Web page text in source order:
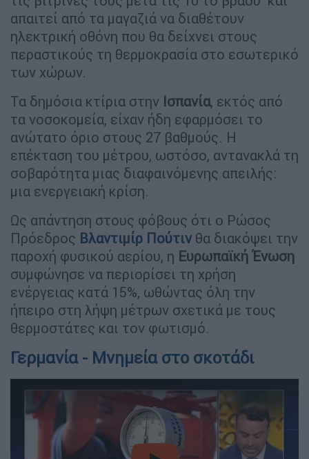
απαιτεί από τα μαγαζιά να διαθέτουν
ηλεκτρική οθόνη που θα δείχνει στους
περαστικούς τη θερμοκρασία στο εσωτερικό
των χώρων.
Τα δημόσια κτίρια στην Ισπανία, εκτός από
τα νοσοκομεία, είχαν ήδη εφαρμόσει το
ανώτατο όριο στους 27 βαθμούς. Η
επέκταση του μέτρου, ωστόσο, αντανακλά τη
σοβαρότητα μιας διαφαινόμενης απειλής:
μια ενεργειακή κρίση.
Ως απάντηση στους φόβους ότι ο Ρώσος
Πρόεδρος Βλαντιμίρ Πούτινθα διακόψει την
παροχή φυσικού αερίου, η Ευρωπαϊκή Ένωση
συμφώνησε να περιορίσει τη χρήση
ενέργειας κατά 15%, ωθώντας όλη την
ήπειρο στη λήψη μέτρων σχετικά με τους
θερμοστάτες και τον φωτισμό.
Γερμανία - Μνημεία στο σκοτάδι